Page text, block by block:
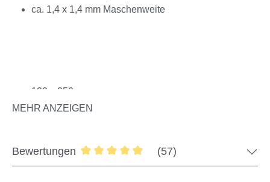
ca. 1,4 x 1,4 mm Maschenweite
120 x 250 cm
120 x 1000 cm
MEHR ANZEIGEN
Bewertungen
Durchschnittliche Bewertung von 4.91
(57)